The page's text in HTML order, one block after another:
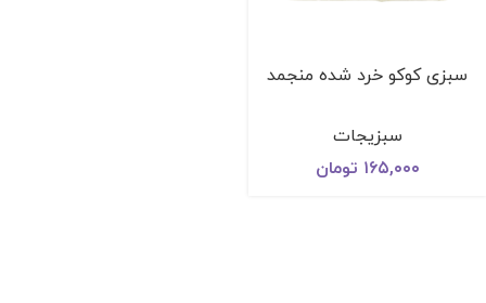
سبزی كوكو خرد شده منجمد
سبزیجات
۱۶۵,۰۰۰ تومان